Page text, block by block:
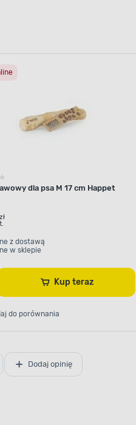
dla psa M 17 cm Happet
z dostawą
w sklepie
Kup teraz
do porównania
Dodaj opinię